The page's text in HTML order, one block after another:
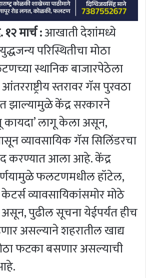
मार्च :आखाती देशांमध्ये
परिस्थितीचा मोठा
स्थानिक बाजारपेठेला
स्तरावर गॅस पुरवठा
झाल्यामुळे केंद्र सरकारने
कायदा’ लागू केला असून,
व्यावसायिक गॅस सिलिंडरचा
करण्यात आला आहे. केंद्र
फलटणमधील हॉटेल,
व्यावसायिकांसमोर मोठे
पुढील सूचना येईपर्यंत हीच
असल्याने शहरातील खाद्य
फटका बसणार असल्याची